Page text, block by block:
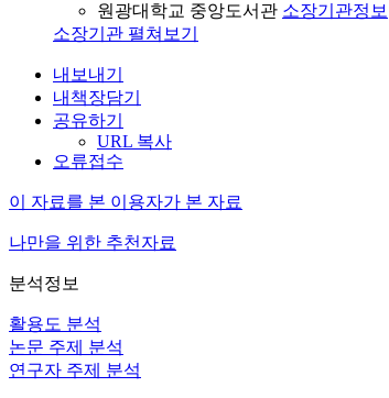
원광대학교 중앙도서관 소장기관정보
소장기관 펼쳐보기
내보내기
내책장담기
공유하기
URL 복사
오류접수
이 자료를 본 이용자가 본 자료
나만을 위한 추천자료
분석정보
활용도 분석
논문 주제 분석
연구자 주제 분석